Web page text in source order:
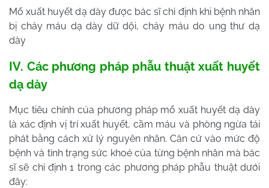
Mổ xuất huyết dạ dày được bác sĩ chỉ định khi bệnh nhân
bị chảy máu dạ dày dữ dội, chảy máu do ung thư dạ
dày
IV. Các phương pháp phẫu thuật xuất huyết
dạ dày
Mục tiêu chính của phương pháp mổ xuất huyết dạ dày
là xác định vị trí xuất huyết, cầm máu và phòng ngừa tái
phát bằng cách xử lý nguyên nhân. Căn cứ vào mức độ
bệnh và tình trạng sức khoẻ của từng bệnh nhân mà bác
sĩ sẽ chỉ định 1 trong các phương pháp phẫu thuật dưới
đây: